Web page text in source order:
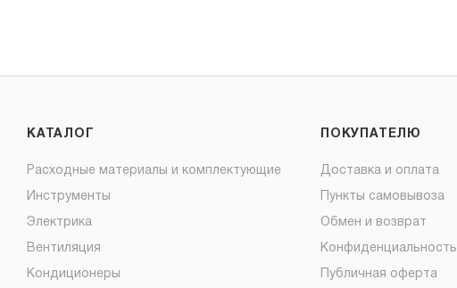
КАТАЛОГ
Расходные материалы и комплектующие
Инструменты
Электрика
Вентиляция
Кондиционеры
ПОКУПАТЕЛЮ
Доставка и оплата
Пункты самовывоза
Обмен и возврат
Конфиденциальность
Публичная оферта